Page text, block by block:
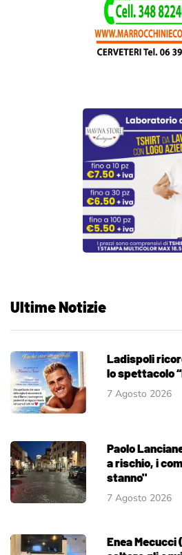
Ultime Notizie
Ladispoli
lo spettacolo
7 Agosto 2026
Paolo
a rischio, i
stanno"
7 Agosto 2026
Enea Mecucci